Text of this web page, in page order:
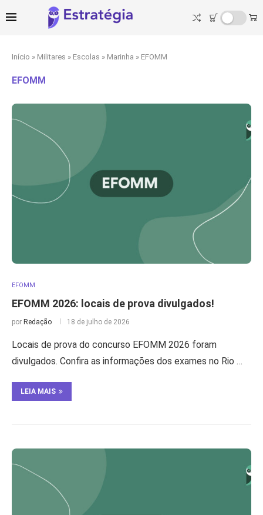
Início » Militares » Escolas » Marinha » EFOMM
EFOMM
EFOMM
EFOMM 2026: locais de prova divulgados!
por Redação 18 de julho de 2026
Locais de prova do concurso EFOMM 2026 foram
divulgados. Confira as informações dos exames no Rio …
LEIA MAIS